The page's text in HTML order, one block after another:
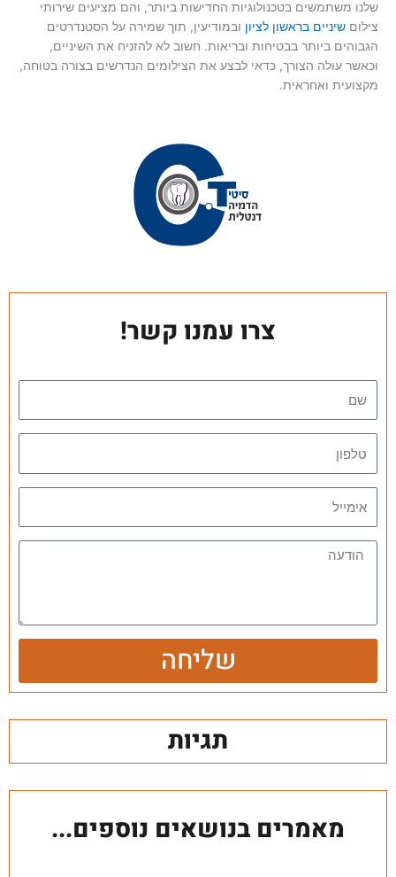
שלנו משתמשים בטכנולוגיות החדישות ביותר, והם מציעים שירותי
צילום שיניים בראשון לציון ובמודיעין, תוך שמירה על הסטנדרטים
הגבוהים ביותר בבטיחות ובריאות. חשוב לא להזניח את השיניים,
וכאשר עולה הצורך, כדאי לבצע את הצילומים הנדרשים בצורה בטוחה,
מקצועית ואחראית.
צרו עמנו קשר!
שליחה
תגיות
מאמרים בנושאים נוספים...